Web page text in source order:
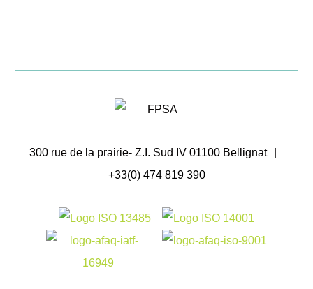
300 rue de la prairie- Z.I. Sud IV 01100 Bellignat
+33(0) 474 819 390